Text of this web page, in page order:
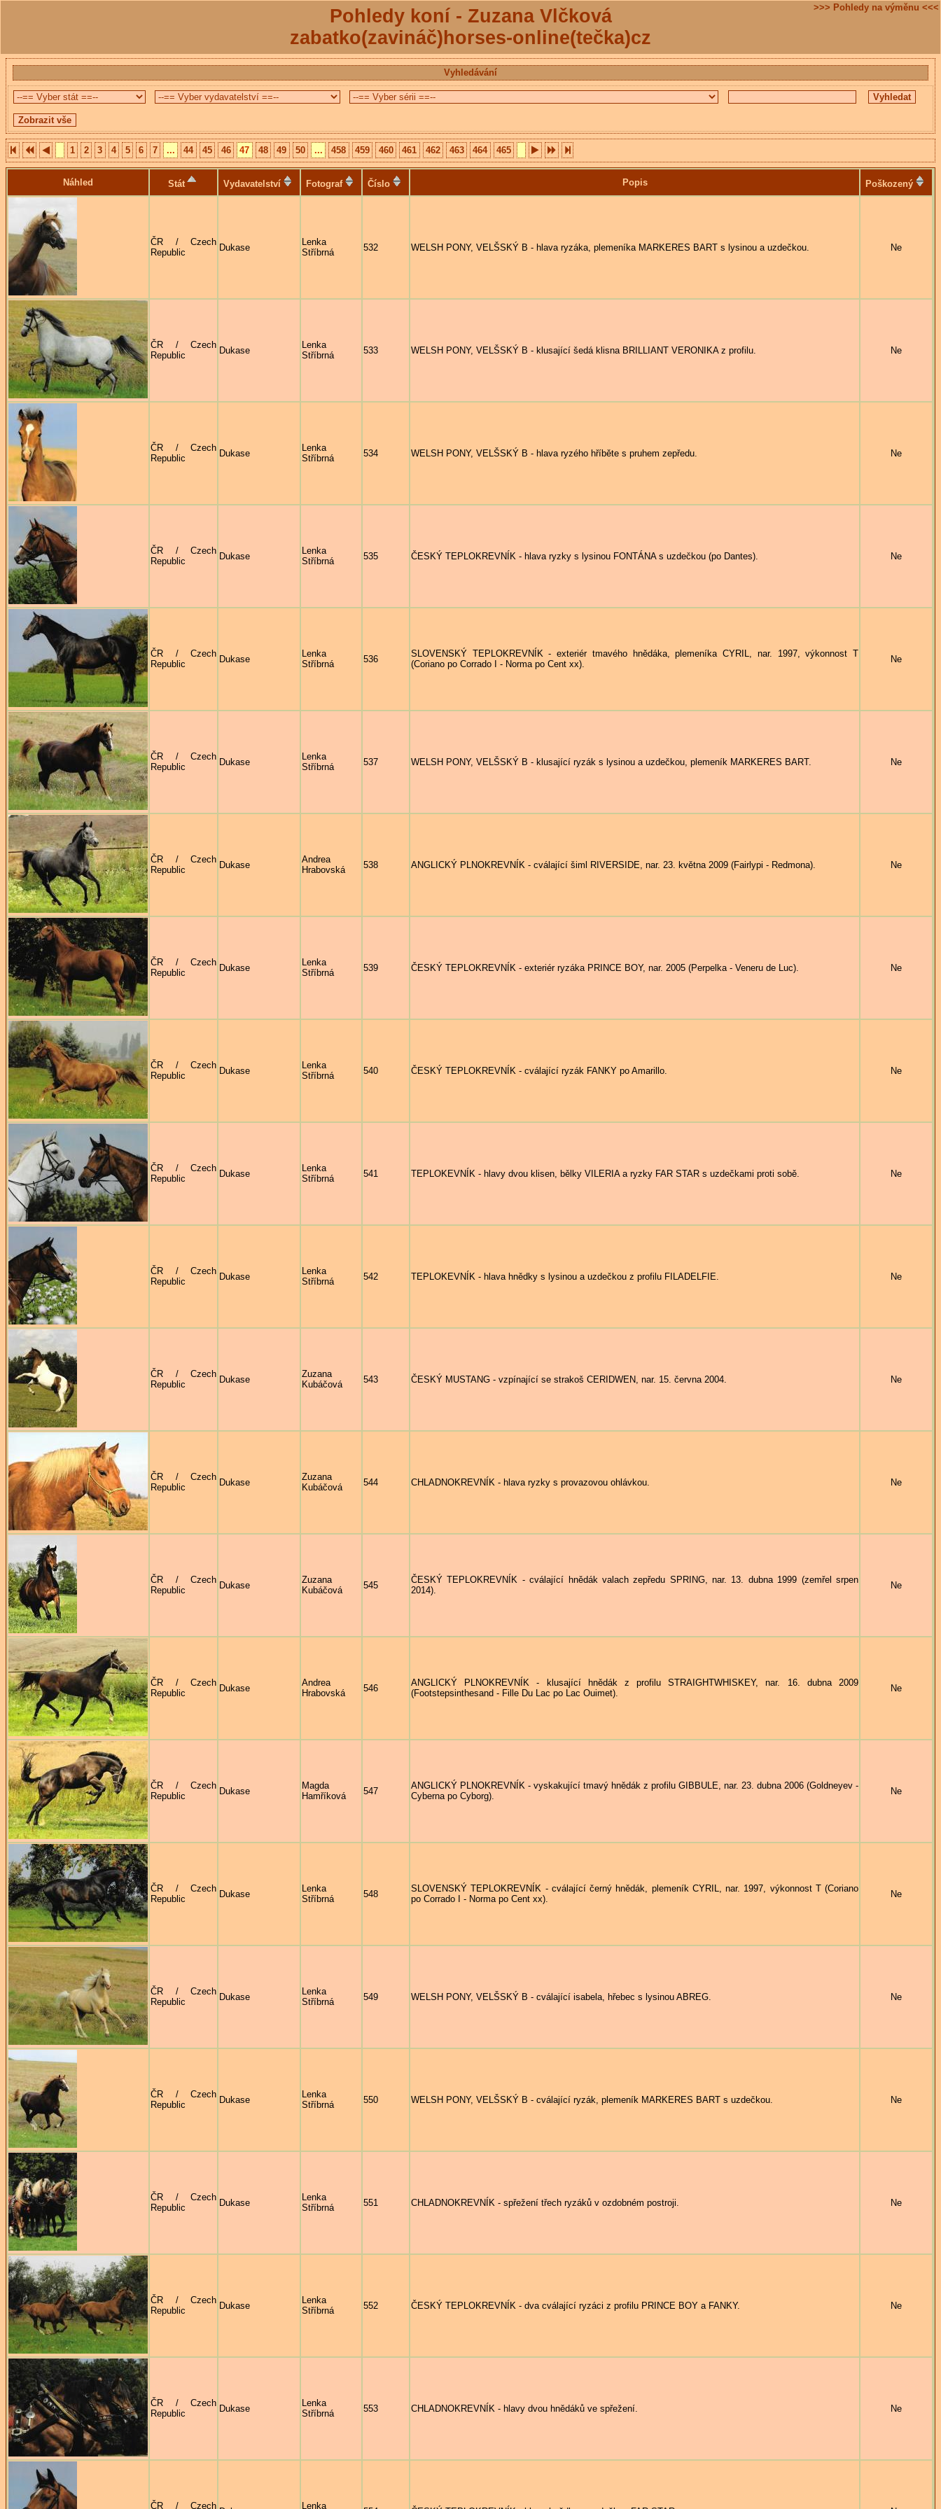
Pohledy koní - Zuzana Vlčková
zabatko(zavináč)horses-online(tečka)cz
>>> Pohledy na výměnu <<<
Vyhledávání
1 2 3 4 5 6 7 ... 44 45 46 47 48 49 50 ... 458 459 460 461 462 463 464 465
Náhled Stát Vydavatelství Fotograf Číslo Popis Poškozený
ČR / Czech
Republic
Dukase
Lenka
Stříbrná
532 WELSH PONY, VELŠSKÝ B - hlava ryzáka, plemeníka MARKERES BART s lysinou a uzdečkou. Ne
ČR / Czech
Republic
Dukase
Lenka
Stříbrná
533 WELSH PONY, VELŠSKÝ B - klusající šedá klisna BRILLIANT VERONIKA z profilu. Ne
ČR / Czech
Republic
Dukase
Lenka
Stříbrná
534 WELSH PONY, VELŠSKÝ B - hlava ryzého hříběte s pruhem zepředu. Ne
ČR / Czech
Republic
Dukase
Lenka
Stříbrná
535 ČESKÝ TEPLOKREVNÍK - hlava ryzky s lysinou FONTÁNA s uzdečkou (po Dantes). Ne
ČR / Czech
Republic
Dukase
Lenka
Stříbrná
536
SLOVENSKÝ TEPLOKREVNÍK - exteriér tmavého hnědáka, plemeníka CYRIL, nar. 1997, výkonnost T
(Coriano po Corrado I - Norma po Cent xx).
Ne
ČR / Czech
Republic
Dukase
Lenka
Stříbrná
537 WELSH PONY, VELŠSKÝ B - klusající ryzák s lysinou a uzdečkou, plemeník MARKERES BART. Ne
ČR / Czech
Republic
Dukase
Andrea
Hrabovská
538 ANGLICKÝ PLNOKREVNÍK - cválající šiml RIVERSIDE, nar. 23. května 2009 (Fairlypi - Redmona). Ne
ČR / Czech
Republic
Dukase
Lenka
Stříbrná
539 ČESKÝ TEPLOKREVNÍK - exteriér ryzáka PRINCE BOY, nar. 2005 (Perpelka - Veneru de Luc). Ne
ČR / Czech
Republic
Dukase
Lenka
Stříbrná
540 ČESKÝ TEPLOKREVNÍK - cválající ryzák FANKY po Amarillo. Ne
ČR / Czech
Republic
Dukase
Lenka
Stříbrná
541 TEPLOKEVNÍK - hlavy dvou klisen, bělky VILERIA a ryzky FAR STAR s uzdečkami proti sobě. Ne
ČR / Czech
Republic
Dukase
Lenka
Stříbrná
542 TEPLOKEVNÍK - hlava hnědky s lysinou a uzdečkou z profilu FILADELFIE. Ne
ČR / Czech
Republic
Dukase
Zuzana
Kubáčová
543 ČESKÝ MUSTANG - vzpínající se strakoš CERIDWEN, nar. 15. června 2004. Ne
ČR / Czech
Republic
Dukase
Zuzana
Kubáčová
544 CHLADNOKREVNÍK - hlava ryzky s provazovou ohlávkou. Ne
ČR / Czech
Republic
Dukase
Zuzana
Kubáčová
545
ČESKÝ TEPLOKREVNÍK - cválající hnědák valach zepředu SPRING, nar. 13. dubna 1999 (zemřel srpen
2014).
Ne
ČR / Czech
Republic
Dukase
Andrea
Hrabovská
546
ANGLICKÝ PLNOKREVNÍK - klusající hnědák z profilu STRAIGHTWHISKEY, nar. 16. dubna 2009
(Footstepsinthesand - Fille Du Lac po Lac Ouimet).
Ne
ČR / Czech
Republic
Dukase
Magda
Hamříková
547
ANGLICKÝ PLNOKREVNÍK - vyskakující tmavý hnědák z profilu GIBBULE, nar. 23. dubna 2006 (Goldneyev -
Cyberna po Cyborg).
Ne
ČR / Czech
Republic
Dukase
Lenka
Stříbrná
548
SLOVENSKÝ TEPLOKREVNÍK - cválající černý hnědák, plemeník CYRIL, nar. 1997, výkonnost T (Coriano
po Corrado I - Norma po Cent xx).
Ne
ČR / Czech
Republic
Dukase
Lenka
Stříbrná
549 WELSH PONY, VELŠSKÝ B - cválající isabela, hřebec s lysinou ABREG. Ne
ČR / Czech
Republic
Dukase
Lenka
Stříbrná
550 WELSH PONY, VELŠSKÝ B - cválající ryzák, plemeník MARKERES BART s uzdečkou. Ne
ČR / Czech
Republic
Dukase
Lenka
Stříbrná
551 CHLADNOKREVNÍK - spřežení třech ryzáků v ozdobném postroji. Ne
ČR / Czech
Republic
Dukase
Lenka
Stříbrná
552 ČESKÝ TEPLOKREVNÍK - dva cválající ryzáci z profilu PRINCE BOY a FANKY. Ne
ČR / Czech
Republic
Dukase
Lenka
Stříbrná
553 CHLADNOKREVNÍK - hlavy dvou hnědáků ve spřežení. Ne
ČR / Czech Lenka